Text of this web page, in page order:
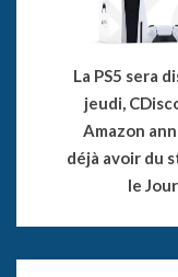
La PS5 sera
jeudi,
Amazon
déjà avoir du
le Jour